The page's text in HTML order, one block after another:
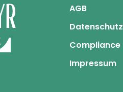
AGB
Datenschutz
Compliance
Impressum